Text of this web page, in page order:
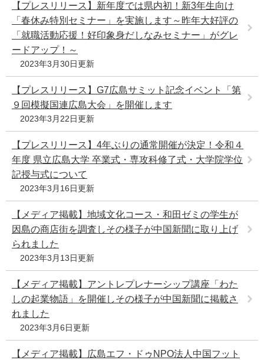
【プレスリリース】新年度では県内初！新3年生向け
「春休み特別セミナー」を実施します～昨年大好評の
「就職活動応援！好印象身だしなみセミナー」がグレ
ードアップ！～
2023年3月30日更新
【プレスリリース】G7広島サミット記念イベント「第
９回模擬国連広島大会」を開催します
2023年3月22日更新
【プレスリリース】4年ぶりの通常開催が決定！令和４
年度 県立広島大学 卒業式・専攻科修了式・大学院学位
記授与式について​
2023年3月16日更新
【メディア掲載】地域文化コース・和田ゼミの学生が
因島の商店街を調査しその様子が中国新聞に取り上げ
られました
2023年3月13日更新
【メディア掲載】アントレプレナーシップ講座「わた
しの起業物語」を開催しその様子が中国新聞に掲載さ
れました
2023年3月6日更新
【メディア掲載】広島エフ・ドゥNPO法人中国フット